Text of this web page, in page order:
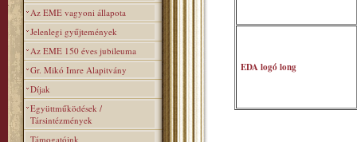
Az EME vagyoni állapota
Jelenlegi gyűjtemények
Az EME 150 éves jubileuma
Gr. Mikó Imre Alapitvány
Díjak
Együttműködések /
Társintézmények
Támogatóink
EDA logó long